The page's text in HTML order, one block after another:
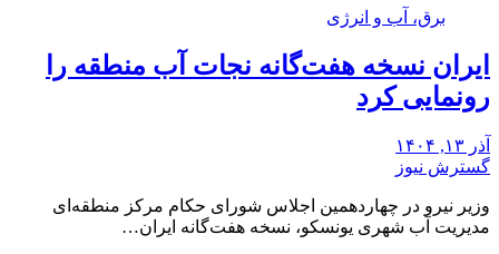
برق، آب و انرژی
ایران نسخه هفت‌گانه نجات آب منطقه را
رونمایی کرد
آذر ۱۳, ۱۴۰۴
گسترش نیوز
وزیر نیرو در چهاردهمین اجلاس شورای حکام مرکز منطقه‌ای
مدیریت آب شهری یونسکو، نسخه هفت‌گانه ایران…